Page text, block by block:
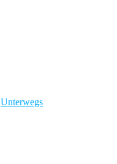
Unterwegs